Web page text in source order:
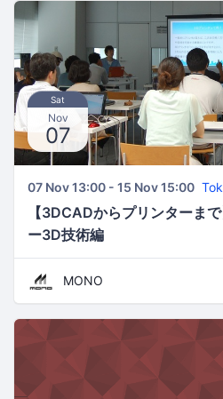
Sat
Nov
07
07 Nov 13:00 - 15 Nov 15:00
【3DCADからプリンターま
ー3D技術編
MONO